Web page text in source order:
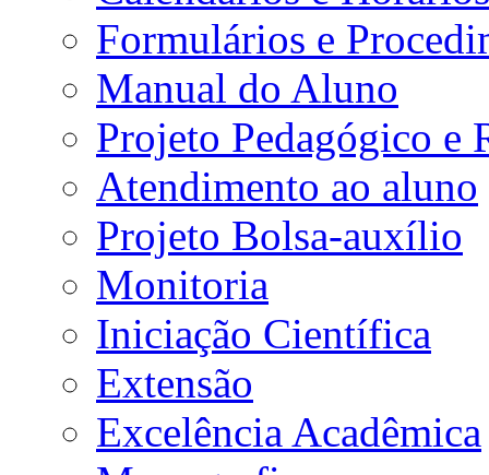
Formulários e
Manual do Aluno
Projeto Pedagógico e
Atendimento ao aluno
Projeto Bolsa-auxílio
Monitoria
Iniciação Científica
Extensão
Excelência Acadêmica